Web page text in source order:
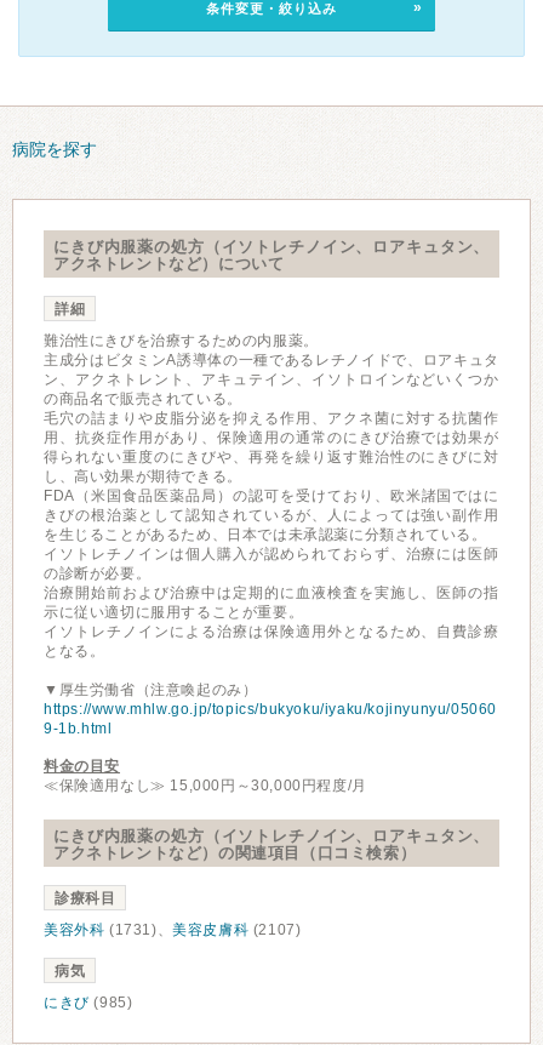
条件変更・絞り込み
病院を探す
にきび内服薬の処方（イソトレチノイン、ロアキュタン、
アクネトレントなど）について
詳細
難治性にきびを治療するための内服薬。
主成分はビタミンA誘導体の一種であるレチノイドで、ロアキュタ
ン、アクネトレント、アキュテイン、イソトロインなどいくつか
の商品名で販売されている。
毛穴の詰まりや皮脂分泌を抑える作用、アクネ菌に対する抗菌作
用、抗炎症作用があり、保険適用の通常のにきび治療では効果が
得られない重度のにきびや、再発を繰り返す難治性のにきびに対
し、高い効果が期待できる。
FDA（米国食品医薬品局）の認可を受けており、欧米諸国ではに
きびの根治薬として認知されているが、人によっては強い副作用
を生じることがあるため、日本では未承認薬に分類されている。
イソトレチノインは個人購入が認められておらず、治療には医師
の診断が必要。
治療開始前および治療中は定期的に血液検査を実施し、医師の指
示に従い適切に服用することが重要。
イソトレチノインによる治療は保険適用外となるため、自費診療
となる。
▼厚生労働省（注意喚起のみ）
https://www.mhlw.go.jp/topics/bukyoku/iyaku/kojinyunyu/05060
9-1b.html
料金の目安
≪保険適用なし≫ 15,000円～30,000円程度/月
にきび内服薬の処方（イソトレチノイン、ロアキュタン、
アクネトレントなど）の関連項目（口コミ検索）
診療科目
美容外科 (1731)、美容皮膚科 (2107)
病気
にきび (985)